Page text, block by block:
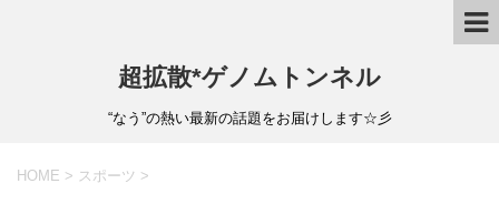
超拡散*ゲノムトンネル
“なう”の熱い最新の話題をお届けします☆彡
HOME > スポーツ >